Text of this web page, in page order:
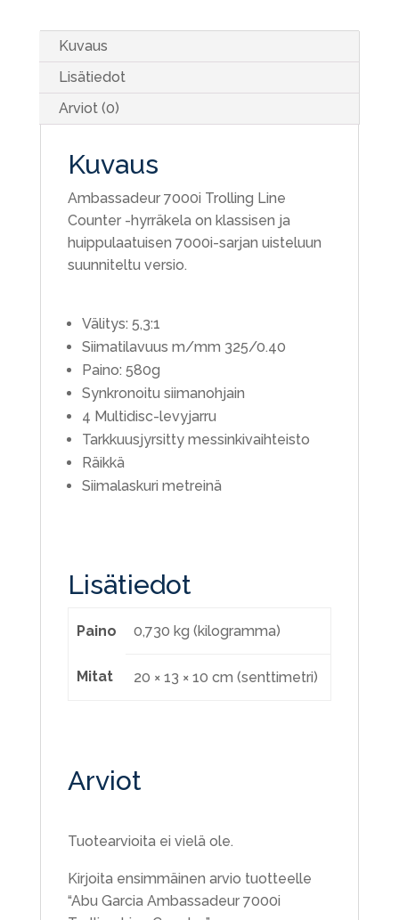
Kuvaus
Lisätiedot
Arviot (0)
Kuvaus
Ambassadeur 7000i Trolling Line
Counter -hyrräkela on klassisen ja
huippulaatuisen 7000i-sarjan uisteluun
suunniteltu versio.
Välitys: 5,3:1
Siimatilavuus m/mm 325/0.40
Paino: 580g
Synkronoitu siimanohjain
4 Multidisc-levyjarru
Tarkkuusjyrsitty messinkivaihteisto
Räikkä
Siimalaskuri metreinä
Lisätiedot
Paino 0,730 kg (kilogramma)
Mitat 20 × 13 × 10 cm (senttimetri)
Arviot
Tuotearvioita ei vielä ole.
Kirjoita ensimmäinen arvio tuotteelle
“Abu Garcia Ambassadeur 7000i